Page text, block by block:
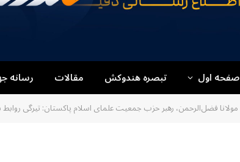
صفحه اول تبصره هندوکش مقالات رسانه
مولانا فضل‌الرحمن، رهبر حزب جمعیت علمای اسلام پاکستان: تیرگی روابط